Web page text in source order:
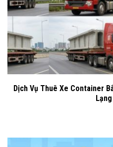
Dịch Vụ Thuê Xe Container